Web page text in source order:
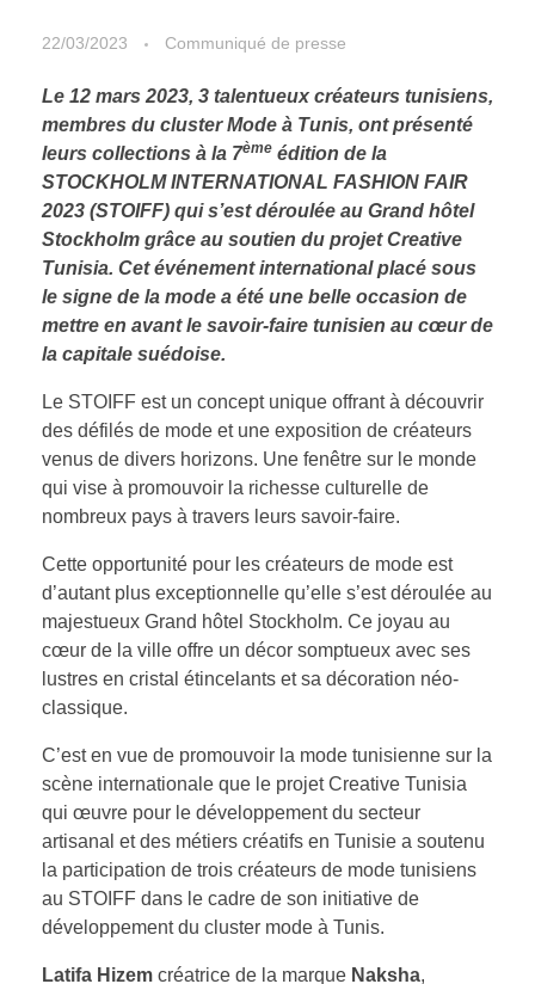
22/03/2023 Communiqué de presse
Le 12 mars 2023, 3 talentueux créateurs tunisiens,
membres du cluster Mode à Tunis, ont présenté
leurs collections à la 7ème édition de la
STOCKHOLM INTERNATIONAL FASHION FAIR
2023 (STOIFF) qui s’est déroulée au Grand hôtel
Stockholm grâce au soutien du projet Creative
Tunisia. Cet événement international placé sous
le signe de la mode a été une belle occasion de
mettre en avant le savoir-faire tunisien au cœur de
la capitale suédoise.
Le STOIFF est un concept unique offrant à découvrir
des défilés de mode et une exposition de créateurs
venus de divers horizons. Une fenêtre sur le monde
qui vise à promouvoir la richesse culturelle de
nombreux pays à travers leurs savoir-faire.
Cette opportunité pour les créateurs de mode est
d’autant plus exceptionnelle qu’elle s’est déroulée au
majestueux Grand hôtel Stockholm. Ce joyau au
cœur de la ville offre un décor somptueux avec ses
lustres en cristal étincelants et sa décoration néo-
classique.
C’est en vue de promouvoir la mode tunisienne sur la
scène internationale que le projet Creative Tunisia
qui œuvre pour le développement du secteur
artisanal et des métiers créatifs en Tunisie a soutenu
la participation de trois créateurs de mode tunisiens
au STOIFF dans le cadre de son initiative de
développement du cluster mode à Tunis.
Latifa Hizem créatrice de la marque Naksha,